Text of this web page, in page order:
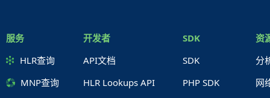
服务
HLR查询
MNP查询
开发者
API文档
HLR Lookups API
SDK
SDK
PHP SDK
资
分
网